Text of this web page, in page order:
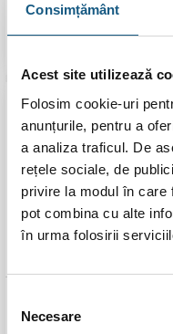
Consimțământ
Acest site utilizează
Folosim cookie-uri
anunțurile, pentru a
a analiza traficul. De
rețele sociale, de
privire la modul în care
pot combina cu alte
în urma folosirii
consimțământului
Necesare
112,00
Ferro Z1234K, 1/2 inch